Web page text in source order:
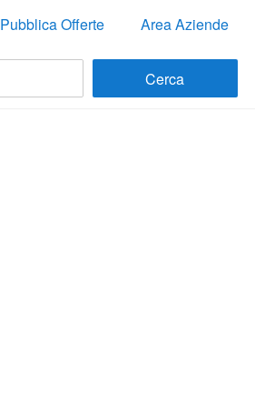
Pubblica Offerte Area Aziende